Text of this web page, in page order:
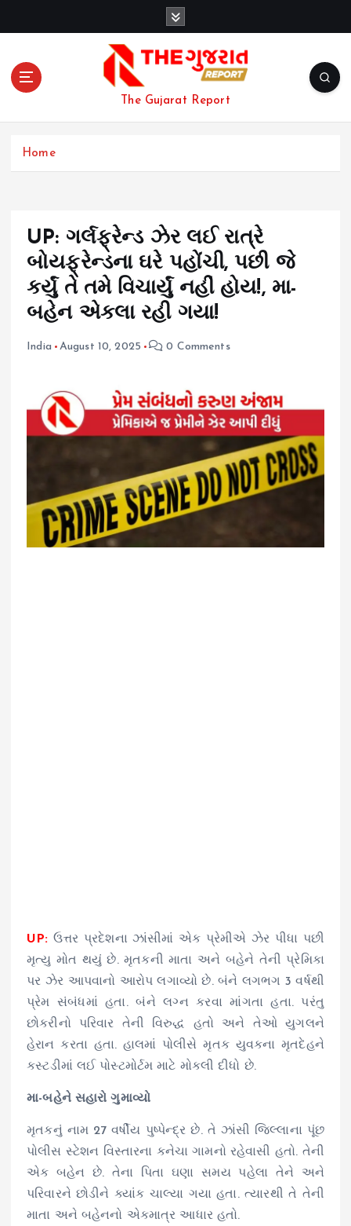
The Gujarat Report
Home
UP: ગર્લફ્રેન્ડ ઝેર લઈ રાત્રે
બોયફ્રેન્ડના ઘરે પહોંચી, પછી જે
કર્યું તે તમે વિચાર્યું નહીં હોય!, મા-
બહેન એકલા રહી ગયા!
India August 10, 2025 0 Comments
UP: ઉત્તર પ્રદેશના ઝાંસીમાં એક પ્રેમીએ ઝેર પીધા પછી
મૃત્યુ મોત થયું છે. મૃતકની માતા અને બહેને તેની પ્રેમિકા
પર ઝેર આપવાનો આરોપ લગાવ્યો છે. બંને લગભગ 3 વર્ષથી
પ્રેમ સંબંધમાં હતા. બંને લગ્ન કરવા માંગતા હતા. પરંતુ
છોકરીનો પરિવાર તેની વિરુદ્ધ હતો અને તેઓ યુગલને
હેરાન કરતા હતા. હાલમાં પોલીસે મૃતક યુવકના મૃતદેહને
કસ્ટડીમાં લઈ પોસ્ટમોર્ટમ માટે મોકલી દીધો છે.
મા-બહેને સહારો ગુમાવ્યો
મૃતકનું નામ 27 વર્ષીય પુષ્પેન્દ્ર છે. તે ઝાંસી જિલ્લાના પૂંછ
પોલીસ સ્ટેશન વિસ્તારના કનેચા ગામનો રહેવાસી હતો. તેની
એક બહેન છે. તેના પિતા ઘણા સમય પહેલા તેને અને
પરિવારને છોડીને ક્યાંક ચાલ્યા ગયા હતા. ત્યારથી તે તેની
માતા અને બહેનનો એકમાત્ર આધાર હતો.